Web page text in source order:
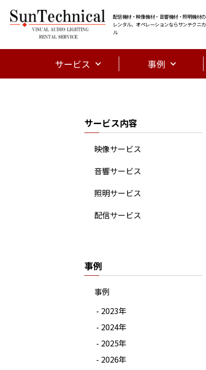
配信機材・映像機材・音響機材・照明機材の
レンタル、オペレーションならサンテクニカ
ル
サービス 事例
サービス内容
映像サービス
音響サービス
照明サービス
配信サービス
事例
事例
- 2023年
- 2024年
- 2025年
- 2026年